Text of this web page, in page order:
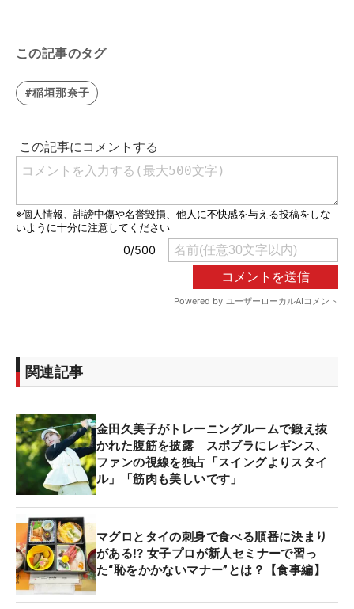
この記事のタグ
#稲垣那奈子
関連記事
金田久美子がトレーニングルームで鍛え抜
かれた腹筋を披露 スポブラにレギンス、
ファンの視線を独占「スイングよりスタイ
ル」「筋肉も美しいです」
マグロとタイの刺身で食べる順番に決まり
がある⁉ 女子プロが新人セミナーで習っ
た“恥をかかないマナー”とは？【食事編】